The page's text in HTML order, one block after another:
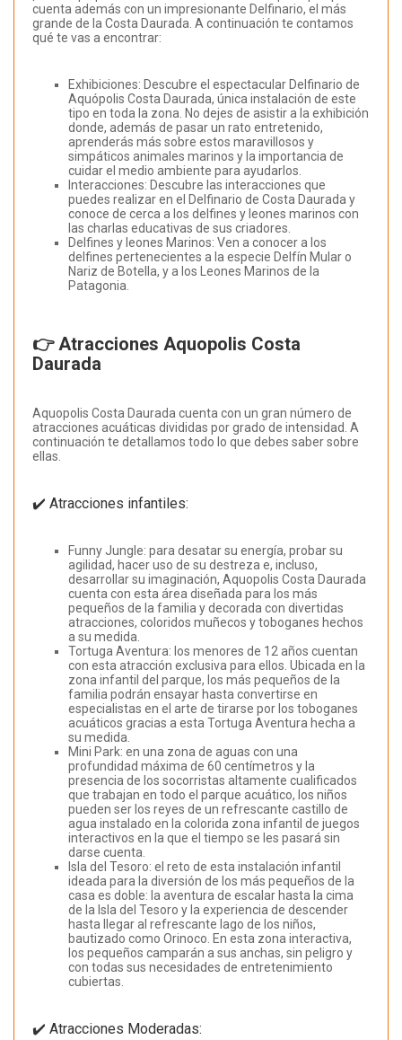
cuenta además con un impresionante Delfinario, el más
grande de la Costa Daurada. A continuación te contamos
qué te vas a encontrar:
Exhibiciones: Descubre el espectacular Delfinario de
Aquópolis Costa Daurada, única instalación de este
tipo en toda la zona. No dejes de asistir a la exhibición
donde, además de pasar un rato entretenido,
aprenderás más sobre estos maravillosos y
simpáticos animales marinos y la importancia de
cuidar el medio ambiente para ayudarlos.
Interacciones: Descubre las interacciones que
puedes realizar en el Delfinario de Costa Daurada y
conoce de cerca a los delfines y leones marinos con
las charlas educativas de sus criadores.
Delfines y leones Marinos: Ven a conocer a los
delfines pertenecientes a la especie Delfín Mular o
Nariz de Botella, y a los Leones Marinos de la
Patagonia.
👉 Atracciones Aquopolis Costa
Daurada
Aquopolis Costa Daurada cuenta con un gran número de
atracciones acuáticas divididas por grado de intensidad. A
continuación te detallamos todo lo que debes saber sobre
ellas.
✔️ Atracciones infantiles:
Funny Jungle: para desatar su energía, probar su
agilidad, hacer uso de su destreza e, incluso,
desarrollar su imaginación, Aquopolis Costa Daurada
cuenta con esta área diseñada para los más
pequeños de la familia y decorada con divertidas
atracciones, coloridos muñecos y toboganes hechos
a su medida.
Tortuga Aventura: los menores de 12 años cuentan
con esta atracción exclusiva para ellos. Ubicada en la
zona infantil del parque, los más pequeños de la
familia podrán ensayar hasta convertirse en
especialistas en el arte de tirarse por los toboganes
acuáticos gracias a esta Tortuga Aventura hecha a
su medida.
Mini Park: en una zona de aguas con una
profundidad máxima de 60 centímetros y la
presencia de los socorristas altamente cualificados
que trabajan en todo el parque acuático, los niños
pueden ser los reyes de un refrescante castillo de
agua instalado en la colorida zona infantil de juegos
interactivos en la que el tiempo se les pasará sin
darse cuenta.
Isla del Tesoro: el reto de esta instalación infantil
ideada para la diversión de los más pequeños de la
casa es doble: la aventura de escalar hasta la cima
de la Isla del Tesoro y la experiencia de descender
hasta llegar al refrescante lago de los niños,
bautizado como Orinoco. En esta zona interactiva,
los pequeños camparán a sus anchas, sin peligro y
con todas sus necesidades de entretenimiento
cubiertas.
✔️ Atracciones Moderadas: